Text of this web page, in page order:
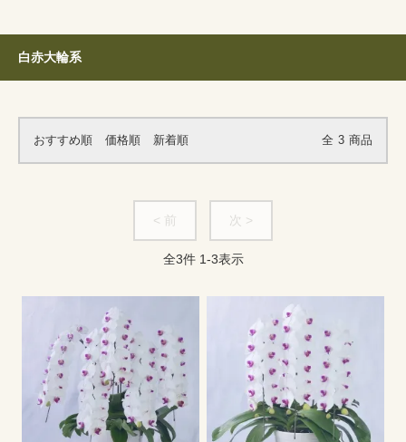
白赤大輪系
おすすめ順 価格順 新着順 全 3 商品
< 前 次 >
全3件 1-3表示